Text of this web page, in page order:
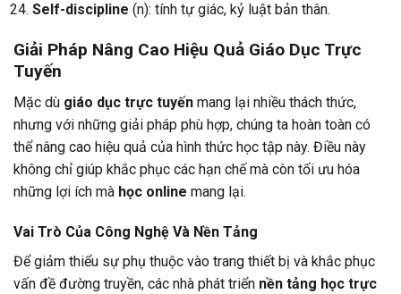
Self-discipline (n): tính tự giác, kỷ luật bản thân.
Giải Pháp Nâng Cao Hiệu Quả Giáo Dục Trực
Tuyến
Mặc dù giáo dục trực tuyến mang lại nhiều thách thức,
nhưng với những giải pháp phù hợp, chúng ta hoàn toàn có
thể nâng cao hiệu quả của hình thức học tập này. Điều này
không chỉ giúp khắc phục các hạn chế mà còn tối ưu hóa
những lợi ích mà học online mang lại.
Vai Trò Của Công Nghệ Và Nền Tảng
Để giảm thiểu sự phụ thuộc vào trang thiết bị và khắc phục
vấn đề đường truyền, các nhà phát triển nền tảng học trực